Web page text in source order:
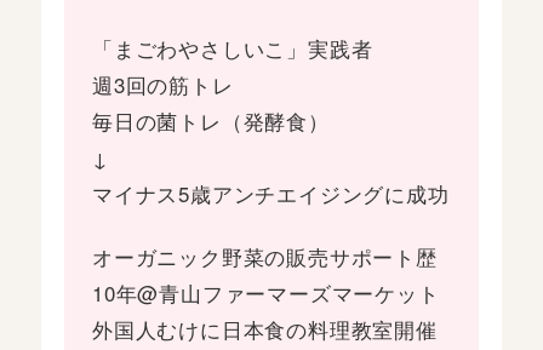
「まごわやさしいこ」実践者
週3回の筋トレ
毎日の菌トレ（発酵食）
↓
マイナス5歳アンチエイジングに成功
オーガニック野菜の販売サポート歴
10年@青山ファーマーズマーケット
外国人むけに日本食の料理教室開催